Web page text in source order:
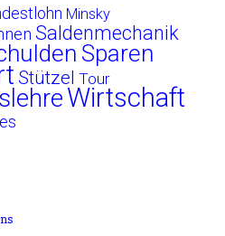
Minsky
Saldenmechanik
Sparen
Stützel Tour
Wirtschaft